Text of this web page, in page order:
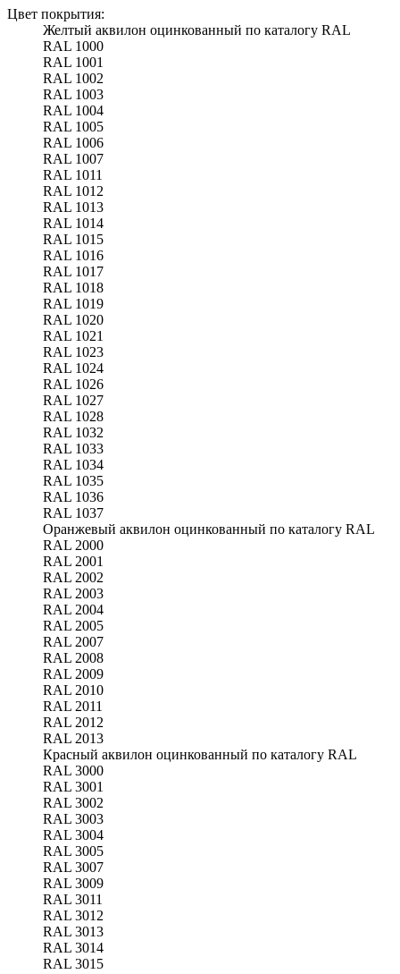
Цвет покрытия:
Желтый аквилон оцинкованный по каталогу RAL
RAL 1000
RAL 1001
RAL 1002
RAL 1003
RAL 1004
RAL 1005
RAL 1006
RAL 1007
RAL 1011
RAL 1012
RAL 1013
RAL 1014
RAL 1015
RAL 1016
RAL 1017
RAL 1018
RAL 1019
RAL 1020
RAL 1021
RAL 1023
RAL 1024
RAL 1026
RAL 1027
RAL 1028
RAL 1032
RAL 1033
RAL 1034
RAL 1035
RAL 1036
RAL 1037
Оранжевый аквилон оцинкованный по каталогу RAL
RAL 2000
RAL 2001
RAL 2002
RAL 2003
RAL 2004
RAL 2005
RAL 2007
RAL 2008
RAL 2009
RAL 2010
RAL 2011
RAL 2012
RAL 2013
Красный аквилон оцинкованный по каталогу RAL
RAL 3000
RAL 3001
RAL 3002
RAL 3003
RAL 3004
RAL 3005
RAL 3007
RAL 3009
RAL 3011
RAL 3012
RAL 3013
RAL 3014
RAL 3015